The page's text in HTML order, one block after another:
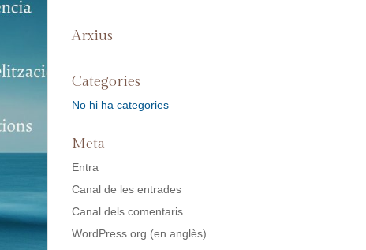
Arxius
Categories
No hi ha categories
Meta
Entra
Canal de les entrades
Canal dels comentaris
WordPress.org (en anglès)